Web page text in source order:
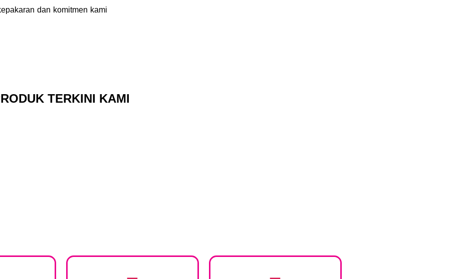
dan komitmen kami
TERKINI KAMI